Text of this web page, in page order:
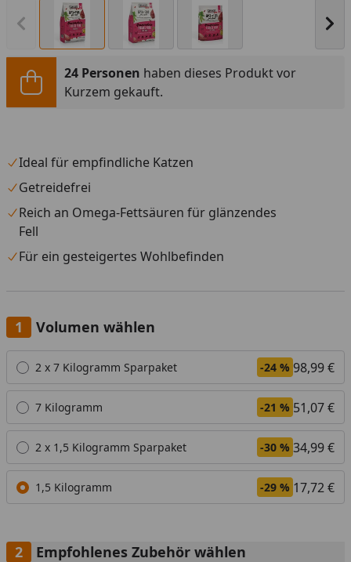
Vorheriges Bild anzeigen
24 Personen haben dieses Produkt vor
Kurzem gekauft.
Ideal für empfindliche Katzen
Getreidefrei
Reich an Omega-Fettsäuren für glänzendes
Fell
Für ein gesteigertes Wohlbefinden
Volumen wählen
Alle anzeigen (4)
2 x 7 Kilogramm Sparpaket -24 % 98,99 €
7 Kilogramm -21 % 51,07 €
2 x 1,5 Kilogramm Sparpaket -30 % 34,99 €
1,5 Kilogramm -29 % 17,72 €
Empfohlenes Zubehör wählen